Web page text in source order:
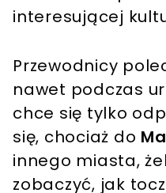
interesującej
Przewodnicy
nawet podczas
chce się tylko
się, chociaż do
innego miasta,
zobaczyć, jak